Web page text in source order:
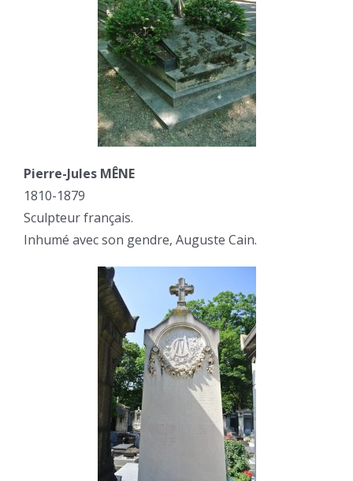
Pierre-Jules MÊNE
1810-1879
Sculpteur français.
Inhumé avec son gendre, Auguste Cain.